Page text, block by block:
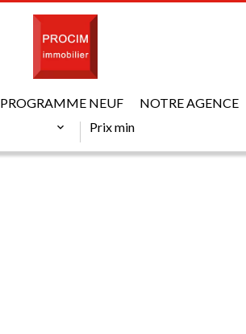
PROGRAMME NEUF NOTRE AGENCE
PRIX MIN